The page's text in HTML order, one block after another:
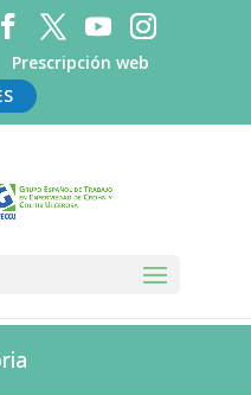
Prescripción web